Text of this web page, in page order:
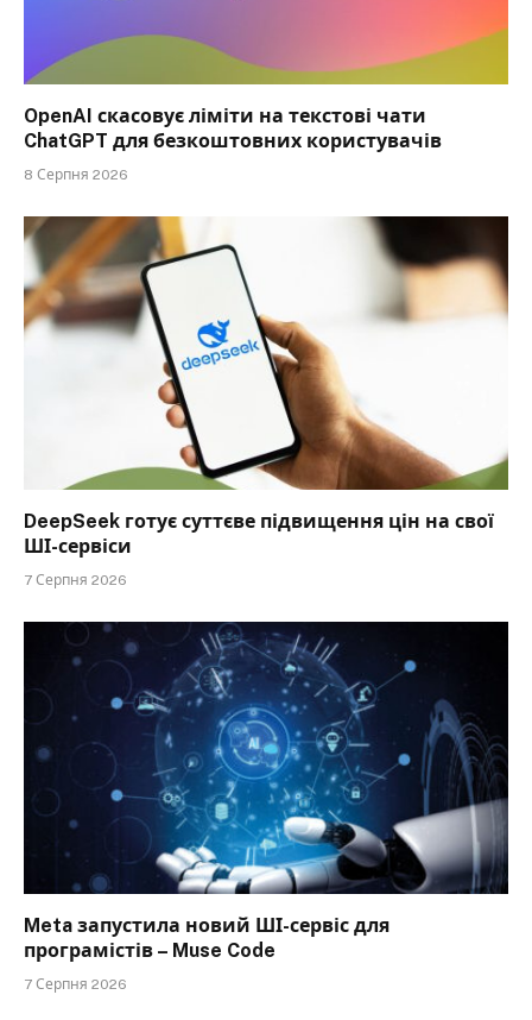
OpenAI скасовує ліміти на текстові чати
ChatGPT для безкоштовних користувачів
8 Серпня 2026
DeepSeek готує суттєве підвищення цін на свої
ШІ-сервіси
7 Серпня 2026
Meta запустила новий ШІ-сервіс для
програмістів – Muse Code
7 Серпня 2026